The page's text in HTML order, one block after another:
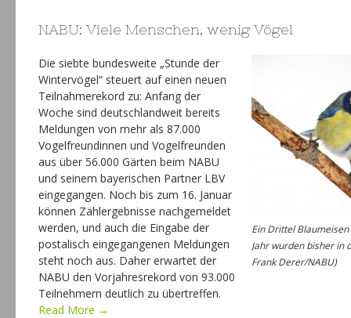
NABU: Viele Menschen, wenig Vögel
Ein Drittel
Jahr wurden bisher in
Frank Derer/NABU)
Die siebte bundesweite „Stunde der
Wintervögel“ steuert auf einen neuen
Teilnahmerekord zu: Anfang der
Woche sind deutschlandweit bereits
Meldungen von mehr als 87.000
Vogelfreundinnen und Vogelfreunden
aus über 56.000 Gärten beim NABU
und seinem bayerischen Partner LBV
eingegangen. Noch bis zum 16. Januar
können Zählergebnisse nachgemeldet
werden, und auch die Eingabe der
postalisch eingegangenen Meldungen
steht noch aus. Daher erwartet der
NABU den Vorjahresrekord von 93.000
Teilnehmern deutlich zu übertreffen.
Read More →